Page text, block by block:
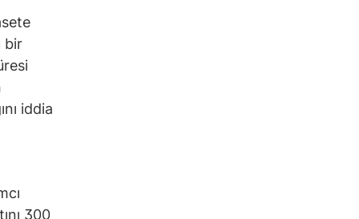
bir
iddia
300